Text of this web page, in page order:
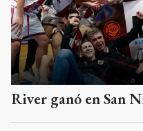
River ganó en San